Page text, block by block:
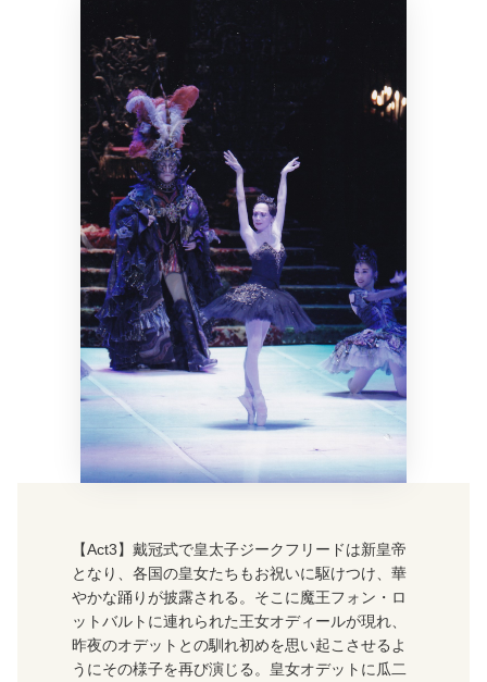
【Act3】戴冠式で皇太子ジークフリードは新皇帝
となり、各国の皇女たちもお祝いに駆けつけ、華
やかな踊りが披露される。そこに魔王フォン・ロ
ットバルトに連れられた王女オディールが現れ、
昨夜のオデットとの馴れ初めを思い起こさせるよ
うにその様子を再び演じる。皇女オデットに瓜二